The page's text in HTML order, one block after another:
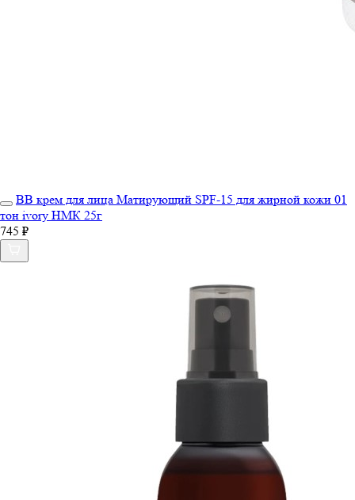
ВВ крем для лица Матирующий SPF-15 для жирной кожи 01
тон ivory НМК 25г
745 ₽